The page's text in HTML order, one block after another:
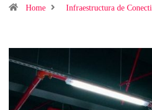
Home Infraestructura de